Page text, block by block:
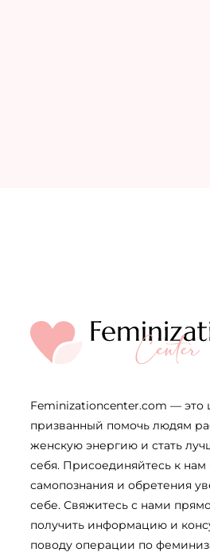
Feminizationcenter.com — это
призванный помочь людям
женскую энергию и стать
себя. Присоединяйтесь к
самопознания и обретения
себе. Свяжитесь с нами
получить информацию и
поводу операции по